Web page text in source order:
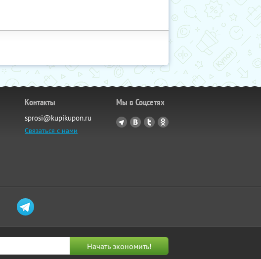
Контакты
sprosi@kupikupon.ru
Связаться с нами
Мы в Соцсетях